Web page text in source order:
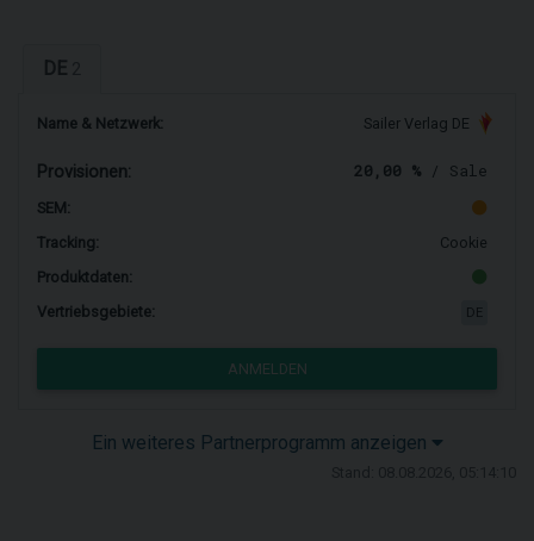
DE
Name & Netzwerk: Sailer Verlag DE
Provisionen: 20,00 % / Sale
SEM:
Tracking:
Cookie
Produktdaten:
Vertriebsgebiete:
ANMELDEN
Ein weiteres Partnerprogramm anzeigen